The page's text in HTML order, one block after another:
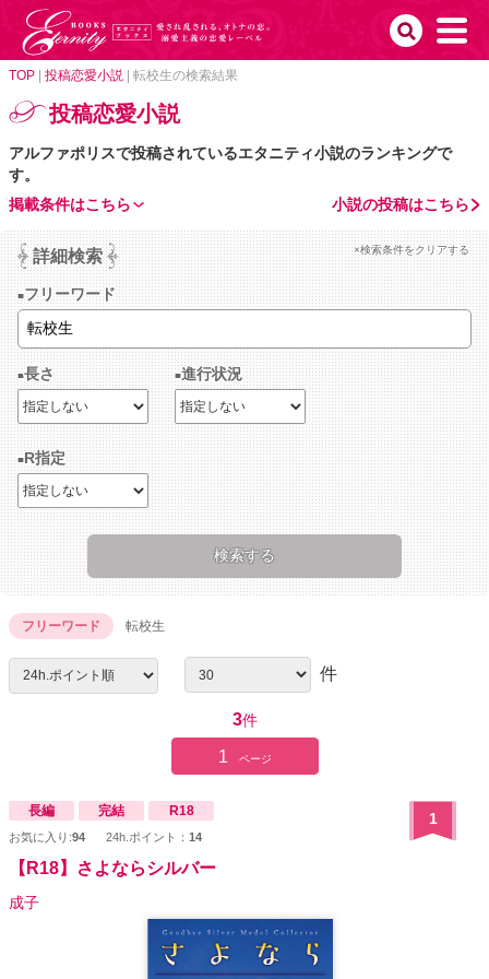
TOP 投稿恋愛小説 転校生の検索結果
投稿恋愛小説
アルファポリスで投稿されているエタニティ小説のランキングで
す。
小説の投稿はこちら
掲載条件はこちら
詳細検索 ×検索条件をクリアする
フリーワード
長さ 進行状況
R指定
フリーワード 転校生
件
3件
1 ページ
長編 完結 R18
お気に入り:94 24h.ポイント： 14
1
【R18】さよならシルバー
成子